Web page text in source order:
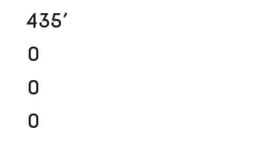
435′
0
0
0